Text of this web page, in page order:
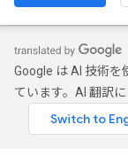
Google は AI 技術
ています。AI 翻訳